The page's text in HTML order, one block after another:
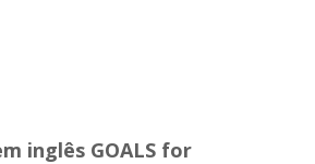
inglês GOALS for